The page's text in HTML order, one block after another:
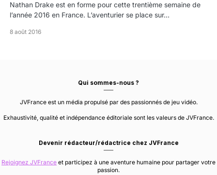
Nathan Drake est en forme pour cette trentième semaine de
l’année 2016 en France. L’aventurier se place sur…
8 août 2016
Qui sommes-nous ?
JVFrance est un média propulsé par des passionnés de jeu vidéo.
Exhaustivité, qualité et indépendance éditoriale sont les valeurs de JVFrance.
Devenir rédacteur/rédactrice chez JVFrance
Rejoignez JVFrance et participez à une aventure humaine pour partager votre
passion.